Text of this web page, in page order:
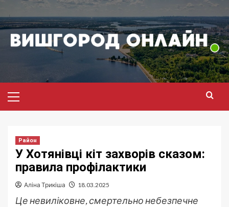
до
вмісту
меню
Район
У Хотянівці кіт захворів сказом:
правила профілактики
Аліна Трикіша 18.03.2025
Це невиліковне, смертельно небезпечне